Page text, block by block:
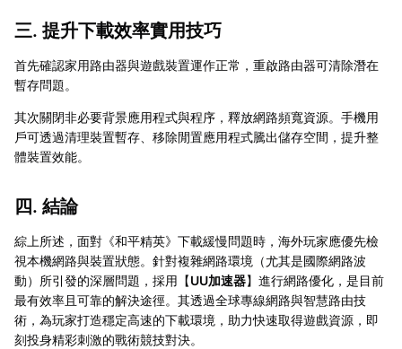
三. 提升下載效率實用技巧
首先確認家用路由器與遊戲裝置運作正常，重啟路由器可清除潛在
暫存問題。
其次關閉非必要背景應用程式與程序，釋放網路頻寬資源。手機用
戶可透過清理裝置暫存、移除閒置應用程式騰出儲存空間，提升整
體裝置效能。
四. 結論
綜上所述，面對《和平精英》下載緩慢問題時，海外玩家應優先檢
視本機網路與裝置狀態。針對複雜網路環境（尤其是國際網路波
動）所引發的深層問題，採用【UU加速器】進行網路優化，是目前
最有效率且可靠的解決途徑。其透過全球專線網路與智慧路由技
術，為玩家打造穩定高速的下載環境，助力快速取得遊戲資源，即
刻投身精彩刺激的戰術競技對決。